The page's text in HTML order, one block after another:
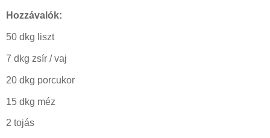
Hozzávalók:
50 dkg liszt
7 dkg zsír / vaj
20 dkg porcukor
15 dkg méz
2 tojás